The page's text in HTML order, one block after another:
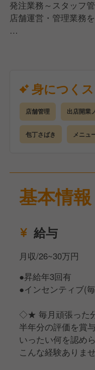
発注業務～スタッフ
店舗運営・管理業務
●店舗の売上・原価管
●販促施策のプランニ
ゆくゆくは多店舗管
目指したりするなど
キャリアアップも図れ
身につく
店舗管理 出店開業
包丁さばき メニュ
基本情報
給与
月収/26~30万円
●昇給年3回有
●インセンティブ(
◇★ 毎月頑張った
半年分の評価を賞
いったい何を認め
こんな経験ありま